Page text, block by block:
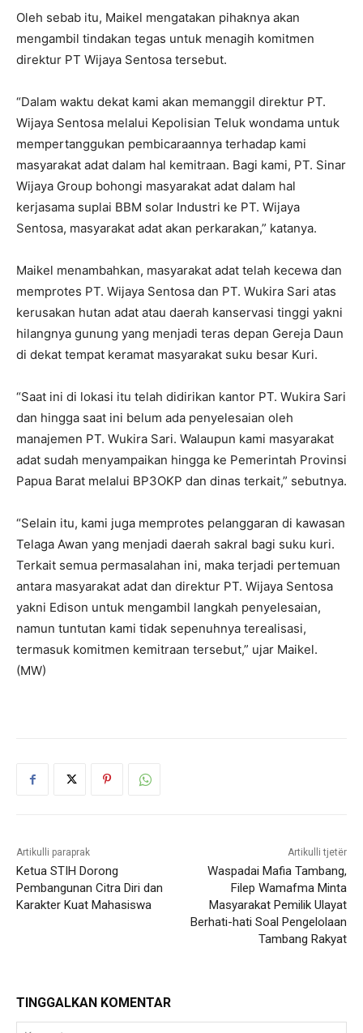
Oleh sebab itu, Maikel mengatakan pihaknya akan
mengambil tindakan tegas untuk menagih komitmen
direktur PT Wijaya Sentosa tersebut.
“Dalam waktu dekat kami akan memanggil direktur PT.
Wijaya Sentosa melalui Kepolisian Teluk wondama untuk
mempertanggukan pembicaraannya terhadap kami
masyarakat adat dalam hal kemitraan. Bagi kami, PT. Sinar
Wijaya Group bohongi masyarakat adat dalam hal
kerjasama suplai BBM solar Industri ke PT. Wijaya
Sentosa, masyarakat adat akan perkarakan,” katanya.
Maikel menambahkan, masyarakat adat telah kecewa dan
memprotes PT. Wijaya Sentosa dan PT. Wukira Sari atas
kerusakan hutan adat atau daerah kanservasi tinggi yakni
hilangnya gunung yang menjadi teras depan Gereja Daun
di dekat tempat keramat masyarakat suku besar Kuri.
“Saat ini di lokasi itu telah didirikan kantor PT. Wukira Sari
dan hingga saat ini belum ada penyelesaian oleh
manajemen PT. Wukira Sari. Walaupun kami masyarakat
adat sudah menyampaikan hingga ke Pemerintah Provinsi
Papua Barat melalui BP3OKP dan dinas terkait,” sebutnya.
“Selain itu, kami juga memprotes pelanggaran di kawasan
Telaga Awan yang menjadi daerah sakral bagi suku kuri.
Terkait semua permasalahan ini, maka terjadi pertemuan
antara masyarakat adat dan direktur PT. Wijaya Sentosa
yakni Edison untuk mengambil langkah penyelesaian,
namun tuntutan kami tidak sepenuhnya terealisasi,
termasuk komitmen kemitraan tersebut,” ujar Maikel.
(MW)
Artikulli paraprak
Ketua STIH Dorong
Pembangunan Citra Diri dan
Karakter Kuat Mahasiswa
Artikulli tjetër
Waspadai Mafia Tambang,
Filep Wamafma Minta
Masyarakat Pemilik Ulayat
Berhati-hati Soal Pengelolaan
Tambang Rakyat
TINGGALKAN KOMENTAR